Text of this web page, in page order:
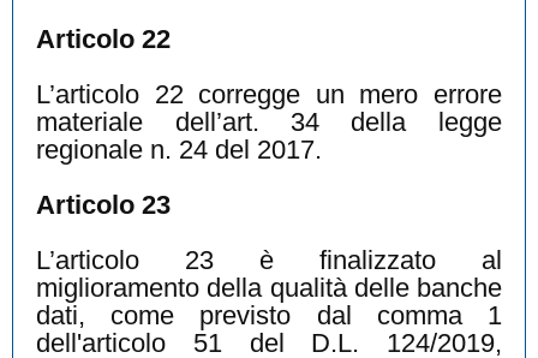
Articolo 22
L’articolo 22 corregge un mero errore
materiale dell’art. 34 della legge
regionale n. 24 del 2017.
Articolo 23
L’articolo 23 è finalizzato al
miglioramento della qualità delle banche
dati, come previsto dal comma 1
dell'articolo 51 del D.L. 124/2019,